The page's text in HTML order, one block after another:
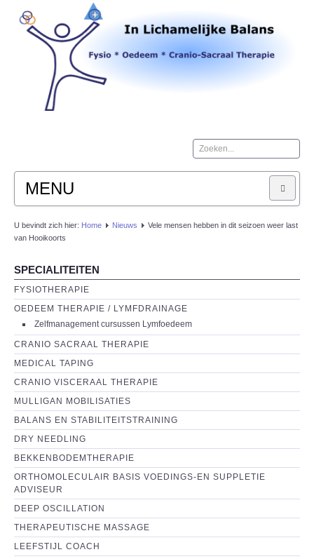
Zoeken...
MENU
HOME
ROUTE
CONTACT
U bevindt zich hier: Home Nieuws
Vele mensen hebben in dit seizoen weer last
van Hooikoorts
SPECIALITEITEN
FYSIOTHERAPIE
OEDEEM THERAPIE / LYMFDRAINAGE
Zelfmanagement cursussen Lymfoedeem
CRANIO SACRAAL THERAPIE
MEDICAL TAPING
CRANIO VISCERAAL THERAPIE
MULLIGAN MOBILISATIES
BALANS EN STABILITEITSTRAINING
DRY NEEDLING
BEKKENBODEMTHERAPIE
ORTHOMOLECULAIR BASIS VOEDINGS-EN SUPPLETIE
ADVISEUR
DEEP OSCILLATION
THERAPEUTISCHE MASSAGE
LEEFSTIJL COACH